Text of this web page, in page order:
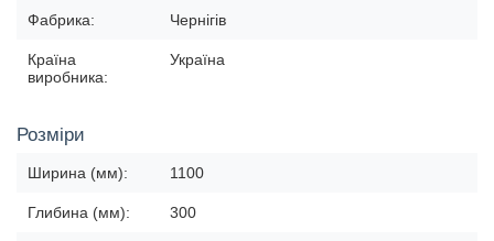
Фабрика: Чернігів
Країна
виробника:
Україна
Розміри
Ширина (мм): 1100
Глибина (мм): 300